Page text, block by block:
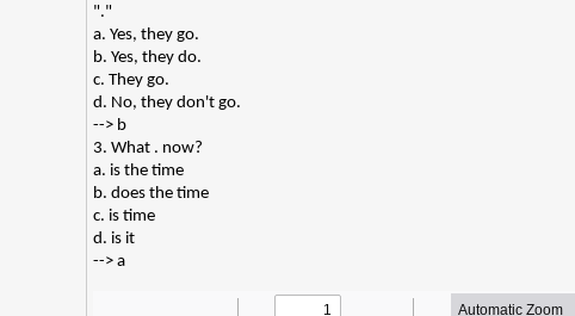
"."
a. Yes, they go.
b. Yes, they do.
c. They go.
d. No, they don't go.
--> b
3. What . now?
a. is the time
b. does the time
c. is time
d. is it
--> a